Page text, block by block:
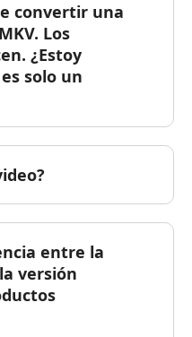
convertir una
Los
¿Estoy
solo un
entre la
versión